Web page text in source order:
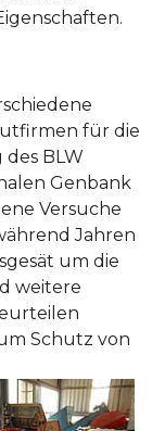
version
für die
BLW
Genbank
Versuche
Jahren
um die
weitere
Schutz von